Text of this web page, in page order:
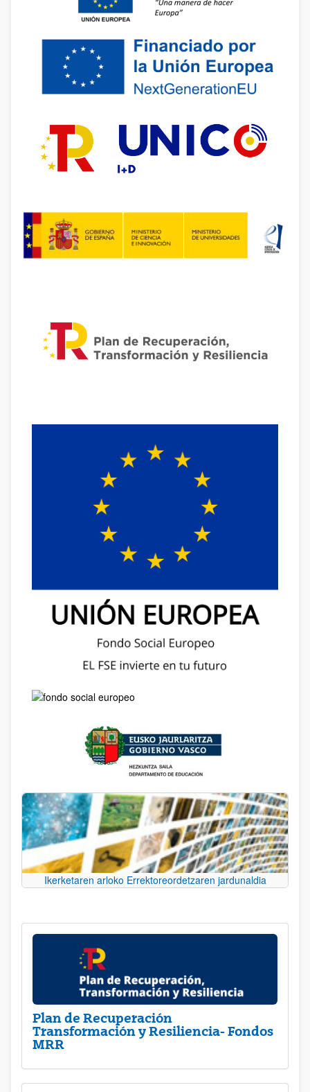
Ikerketaren arloko Errektoreordetzaren jardunaldia
Plan de Recuperación
Transformación y Resiliencia- Fondos
MRR